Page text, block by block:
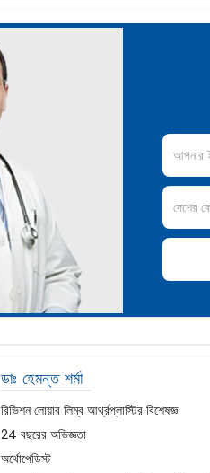
ডাঃ হেমন্ত শর্মা
রিভিশন লোয়ার লিম্ব আর্থ্রপ্লাস্টির বিশেষজ্ঞ
24 বছরের অভিজ্ঞতা
অর্থোপেডিস্ট